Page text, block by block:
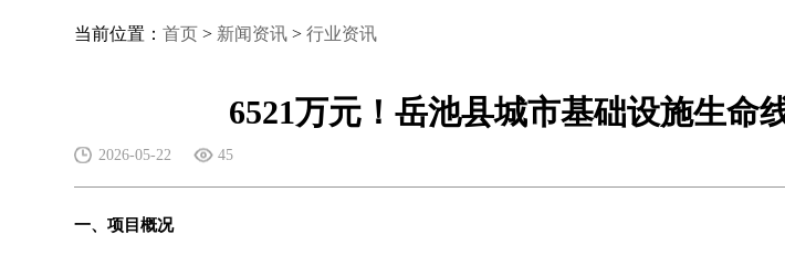
当前位置：首页 > 新闻资讯 >行业资讯
6521万元！岳池县城市基础设施生命
2026-05-22 45
一、项目概况